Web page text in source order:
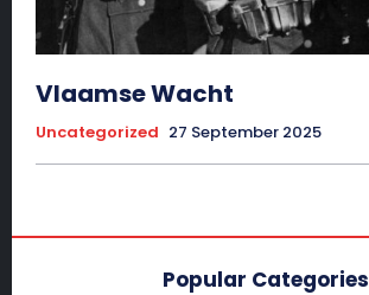
Vlaamse Wacht
Uncategorized 27 September 2025
Popular Categories